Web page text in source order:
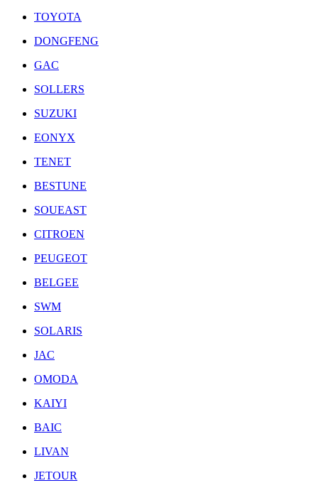
TOYOTA
DONGFENG
GAC
SOLLERS
SUZUKI
EONYX
TENET
BESTUNE
SOUEAST
CITROEN
PEUGEOT
BELGEE
SWM
SOLARIS
JAC
OMODA
KAIYI
BAIC
LIVAN
JETOUR